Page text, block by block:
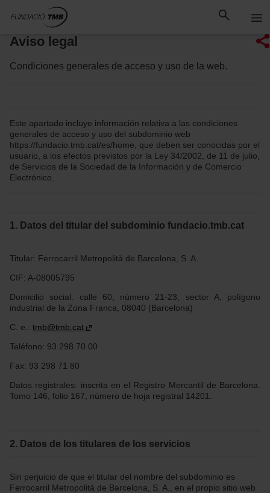
Saltar al contenido principal
al
Aviso legal
Condiciones generales de acceso y uso de la web.
Este apartado incluye información relativa a las condiciones
generales de acceso y uso del subdominio web
https://fundacio.tmb.cat/es/home, que deben ser conocidas por el
usuario, a los efectos previstos por la Ley 34/2002, de 11 de julio,
de Servicios de la Sociedad de la Información y de Comercio
Electrónico.
1. Datos del titular del subdominio fundacio.tmb.cat
Titular: Ferrocarril Metropolità de Barcelona, S. A.
CIF: A-08005795
Domicilio social: calle 60, número 21-23, sector A, polígono
industrial de la Zona Franca, 08040 (Barcelona)
C. e.: tmb@tmb.cat
Teléfono: 93 298 70 00
Fax: 93 298 71 80
Datos registrales: inscrita en el Registro Mercantil de Barcelona.
Tomo 146, folio 167, número de hoja registral 14201.
2. Datos de los titulares de los servicios
Sin perjuicio de que el titular del nombre del subdominio es
Ferrocarril Metropolità de Barcelona, S. A., en el propio sitio web